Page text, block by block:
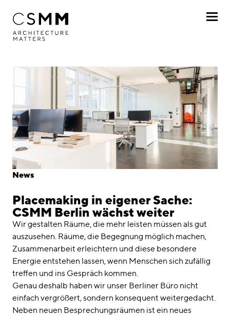
Profil
Leistungen
Projekte
Journal
Awards
Standorte
linkedininstagram
English
Impressum
News
Placemaking in eigener Sache:
CSMM Berlin wächst weiter
Wir gestalten Räume, die mehr leisten müssen als gut
auszusehen. Räume, die Begegnung möglich machen,
Zusammenarbeit erleichtern und diese besondere
Energie entstehen lassen, wenn Menschen sich zufällig
treffen und ins Gespräch kommen.
Genau deshalb haben wir unser Berliner Büro nicht
einfach vergrößert, sondern konsequent weitergedacht.
Neben neuen Besprechungsräumen ist ein neues